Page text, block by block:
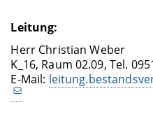
fis.uni-
Leitung:
Herr Christian Weber
K_16, Raum 02.09, Tel.
E-Mail: